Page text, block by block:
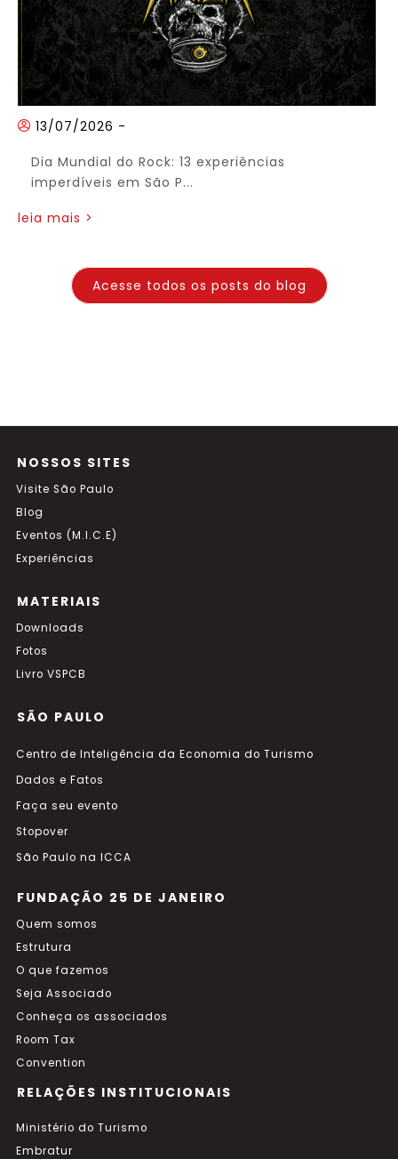
13/07/2026 -
Dia Mundial do Rock: 13 experiências
imperdíveis em São P...
leia mais >
Acesse todos os posts do blog
NOSSOS SITES
Visite São Paulo
Blog
Eventos (M.I.C.E)
Experiências
MATERIAIS
Downloads
Fotos
Livro VSPCB
SÃO PAULO
Centro de Inteligência da Economia do Turismo
Dados e Fatos
Faça seu evento
Stopover
São Paulo na ICCA
FUNDAÇÃO 25 DE JANEIRO
Quem somos
Estrutura
O que fazemos
Seja Associado
Conheça os associados
Room Tax
Convention
RELAÇÕES INSTITUCIONAIS
Ministério do Turismo
Embratur